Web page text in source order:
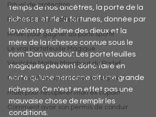
Rituel de protection
Rituel de retour affectif
Rituel pour gagner au paris sportif
Le vrai Portefeuille Magique
Véritable Maître Marabout du Portef
Comment récupérer mon ex copain ?
rituel pour récupérer mon ex copain
Comment avoir son permis de conduir
temps de nos ancêtres, la porte de la
richesse et de la fortunes, donnée par
la volonté sublime des dieux et la
mère de la richesse connue sous le
nom "Dan vaudou". Les portefeuilles
magiques peuvent donc faire en
sorte qu'une personne ait une grande
richesse. Ce n'est en effet pas une
mauvaise chose de remplir les
conditions.